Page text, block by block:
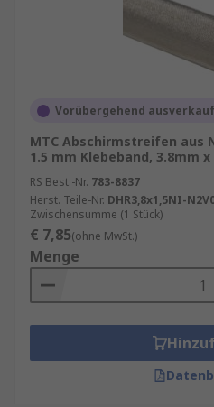
Vorübergehend
MTC Abschirmstreifen aus
1.5 mm Klebeband, 3.8mm x
RS Best.-Nr. 783-8837
Herst. Teile-Nr. DHR3,8x1,5NI-
Zwischensumme (1 Stück)
€ 7,85(ohne MwSt.)
Menge